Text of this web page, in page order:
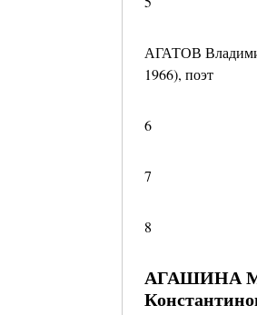
АГАТОВ
1966), поэт
6
7
8
АГАШИНА